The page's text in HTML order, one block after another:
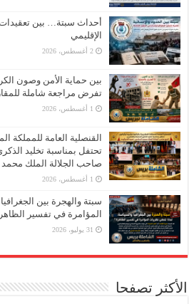
أحداث سبتة… بين تعقيدات
الإقليمي
2 أغسطس، 2026
بين حماية الأمن وصون
تفرض مراجعة شاملة
1 أغسطس، 2026
القنصلية العامة للمملكة
تحتفل بمناسبة تخليد
صاحب الجلالة الملك
1 أغسطس، 2026
سبتة والهجرة بين
المؤامرة في تفسير
31 يوليو، 2026
الأكثر تصفحا